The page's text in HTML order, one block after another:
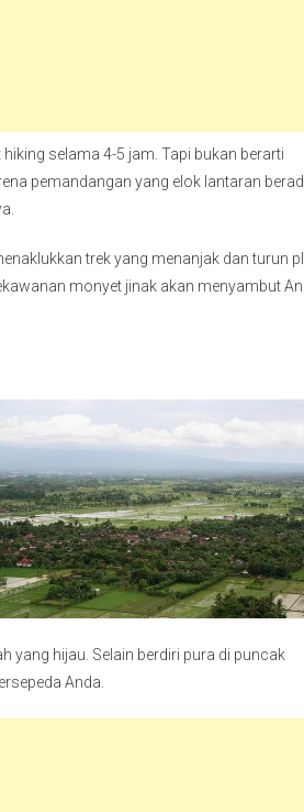
selama 4-5 jam. Tapi bukan berarti
pemandangan yang elok lantaran
trek yang menanjak dan turun
monyet jinak akan menyambut
yang hijau. Selain berdiri pura di puncak
Anda.